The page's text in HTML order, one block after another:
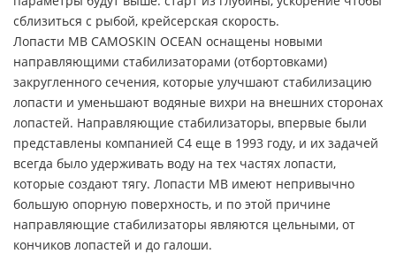
сблизиться с рыбой, крейсерская скорость.
Лопасти MB CAMOSKIN OCEAN оснащены новыми
направляющими стабилизаторами (отбортовками)
закругленного сечения, которые улучшают стабилизацию
лопасти и уменьшают водяные вихри на внешних сторонах
лопастей. Направляющие стабилизаторы, впервые были
представлены компанией C4 еще в 1993 году, и их задачей
всегда было удерживать воду на тех частях лопасти,
которые создают тягу. Лопасти MB имеют непривычно
большую опорную поверхность, и по этой причине
направляющие стабилизаторы являются цельными, от
кончиков лопастей и до галоши.